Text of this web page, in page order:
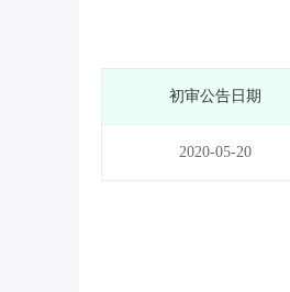
初审公告日期
2020-05-20